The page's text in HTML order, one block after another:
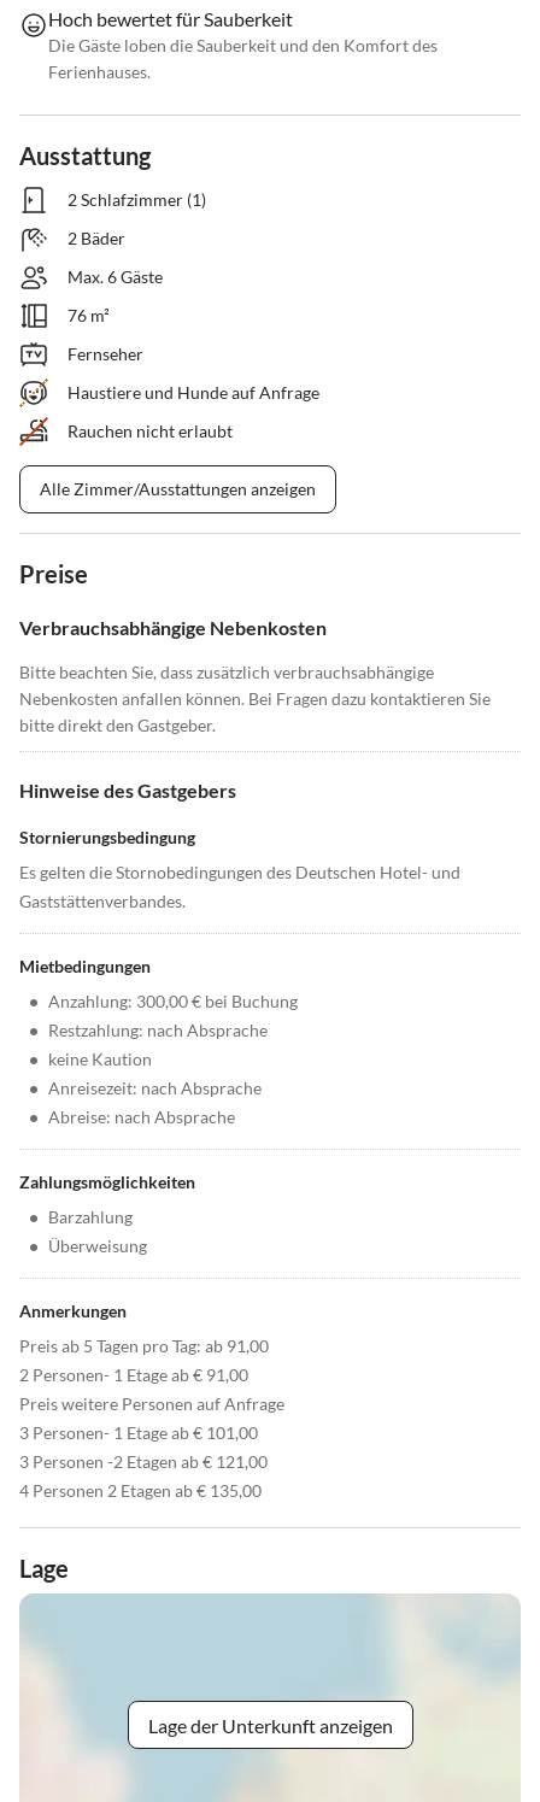
Hoch bewertet für Sauberkeit
Die Gäste loben die Sauberkeit und den Komfort des
Ferienhauses.
Ausstattung
2 Schlafzimmer (1)
2 Bäder
Max. 6 Gäste
76 m²
Fernseher
Haustiere und Hunde auf Anfrage
Rauchen nicht erlaubt
Alle Zimmer/Ausstattungen anzeigen
Preise
Verbrauchsabhängige Nebenkosten
Bitte beachten Sie, dass zusätzlich verbrauchsabhängige
Nebenkosten anfallen können. Bei Fragen dazu kontaktieren Sie
bitte direkt den Gastgeber.
Hinweise des Gastgebers
Stornierungsbedingung
Es gelten die Stornobedingungen des Deutschen Hotel- und
Gaststättenverbandes.
Mietbedingungen
• Anzahlung: 300,00 € bei Buchung
• Restzahlung: nach Absprache
• keine Kaution
• Anreisezeit: nach Absprache
• Abreise: nach Absprache
Zahlungsmöglichkeiten
• Barzahlung
• Überweisung
Anmerkungen
Preis ab 5 Tagen pro Tag: ab 91,00
2 Personen- 1 Etage ab € 91,00
Preis weitere Personen auf Anfrage
3 Personen- 1 Etage ab € 101,00
3 Personen -2 Etagen ab € 121,00
4 Personen 2 Etagen ab € 135,00
Lage
Lage der Unterkunft anzeigen